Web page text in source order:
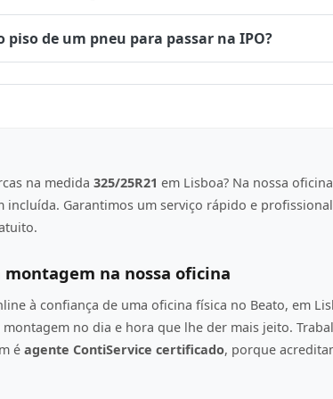
de um pneu para passar na IPO?
na medida 325/25R21 em Lisboa? Na nossa
Garantimos um serviço rápido e
na nossa oficina
à confiança de uma oficina física no Beato, em
no dia e hora que lhe der mais jeito.
é agente ContiService certificado, porque